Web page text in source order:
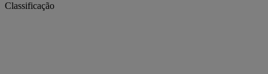
Classificação